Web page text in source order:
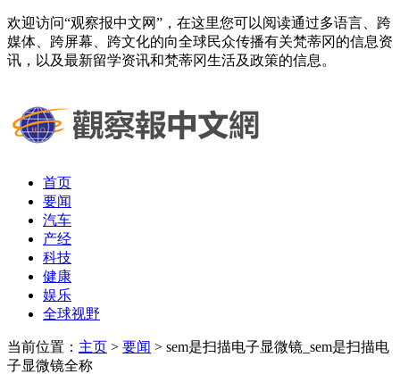
欢迎访问“观察报中文网”，在这里您可以阅读通过多语言、跨
媒体、跨屏幕、跨文化的向全球民众传播有关梵蒂冈的信息资
讯，以及最新留学资讯和梵蒂冈生活及政策的信息。
首页
要闻
汽车
产经
科技
健康
娱乐
全球视野
当前位置： 主页 > 要闻 > sem是扫描电子显微镜_sem是扫描电
子显微镜全称